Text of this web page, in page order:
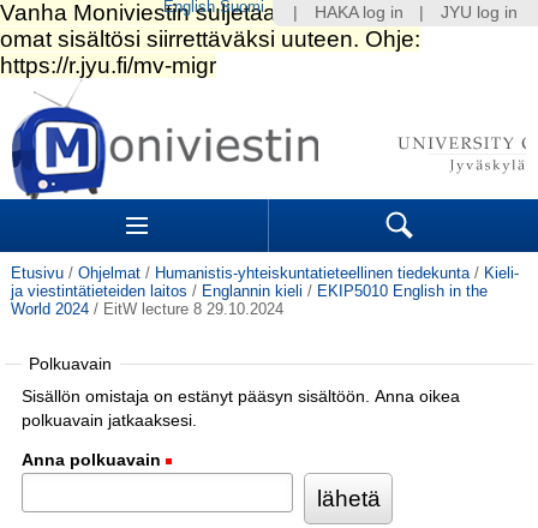
Siirry
sisältöön.
|
Siirry
navigointiin
Sections Search
Etusivu / Ohjelmat / Humanistis-yhteiskuntatieteellinen tiedekunta / Kieli-
ja viestintätieteiden laitos / Englannin kieli / EKIP5010 English in the
World 2024 / EitW lecture 8 29.10.2024
Polkuavain
Sisällön omistaja on estänyt pääsyn sisältöön. Anna oikea
polkuavain jatkaaksesi.
Anna polkuavain
HAKA log in JYU log in
English Suomi